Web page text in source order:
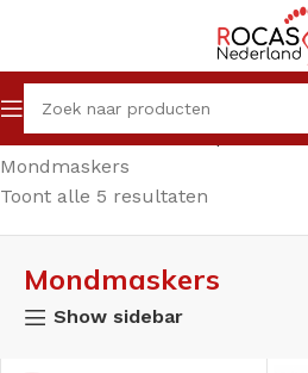
Home Winkel
Mondmaskers
Toont alle 5 resultaten
Mondmaskers
Show sidebar